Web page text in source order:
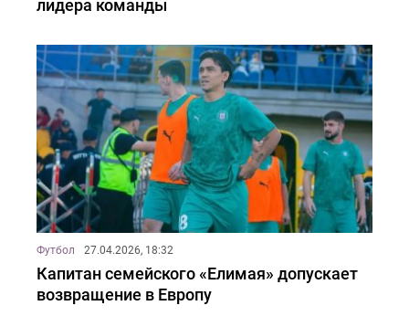
лидера команды
Футбол 27.04.2026, 18:32
Капитан семейского «Елимая» допускает
возвращение в Европу